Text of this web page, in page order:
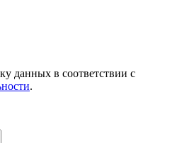
данных в соответствии с
.